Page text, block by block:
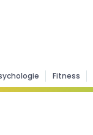
Fitness